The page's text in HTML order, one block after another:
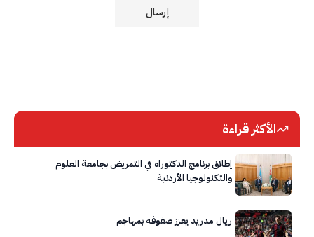
الأكثر قراءة
إطلاق برنامج الدكتوراه في التمريض بجامعة العلوم
والتكنولوجيا الأردنية
ريال مدريد يعزز صفوفه بمهاجم